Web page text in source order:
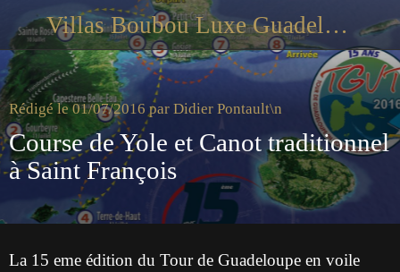
Villas Boubou Luxe Guadeloupe
Rédigé le 01/07/2016 par Didier Pontault\n
Course de Yole et Canot traditionnel
à Saint François
La 15 eme édition du Tour de Guadeloupe en voile